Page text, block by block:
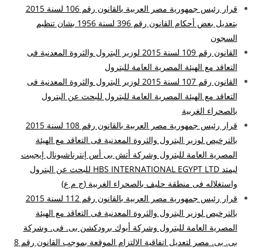
قرار رئيس جمهورية مصر العربية بالقانون رقم 106 لسنة 2015
بتعديل بعض أحكام القانون رقم 396 لسنة 1956 بشان تنظيم
السجون
القانون رقم 109 لسنة 2015 لوزير البترول والثروة المعدنية فى
التعاقد مع الهيئة المصرية العامة للبترول
القانون رقم 107 لسنة 2015 لوزير البترول والثروة المعدنية فى
التعاقد مع الهيئة المصرية العامة للبترول للبحث عن البترول
بالصحراء الغربية
قرار رئيس جمهورية مصر العربية بالقانون رقم 108 لسنة 2015
بالترخيص لوزير البترول والثروة المعدنية فى التعاقد مع الهيئة
المصرية العامة للبترول وشركة أتش بى أس إنترناشيونال إيجيبت
ليمتد HBS INTERNATIONAL EGYPT LTD للبحث عن البترول
واستغلاله فى منطقة حليف بالصحراء الغربية (ج م ع)
قرار رئيس جمهورية مصر العربية بالقانون رقم 112 لسنة 2015
بالترخيص لوزير البترول والثروة المعدنية فى التعاقد مع الهيئة
المصرية العامة للبترول وشركة أيوك برودكشن بى. فى. وشركة
بى. بى. مصر لتعديل اتفاقية الالتزام الموقعة بموجب القانون رقم 8